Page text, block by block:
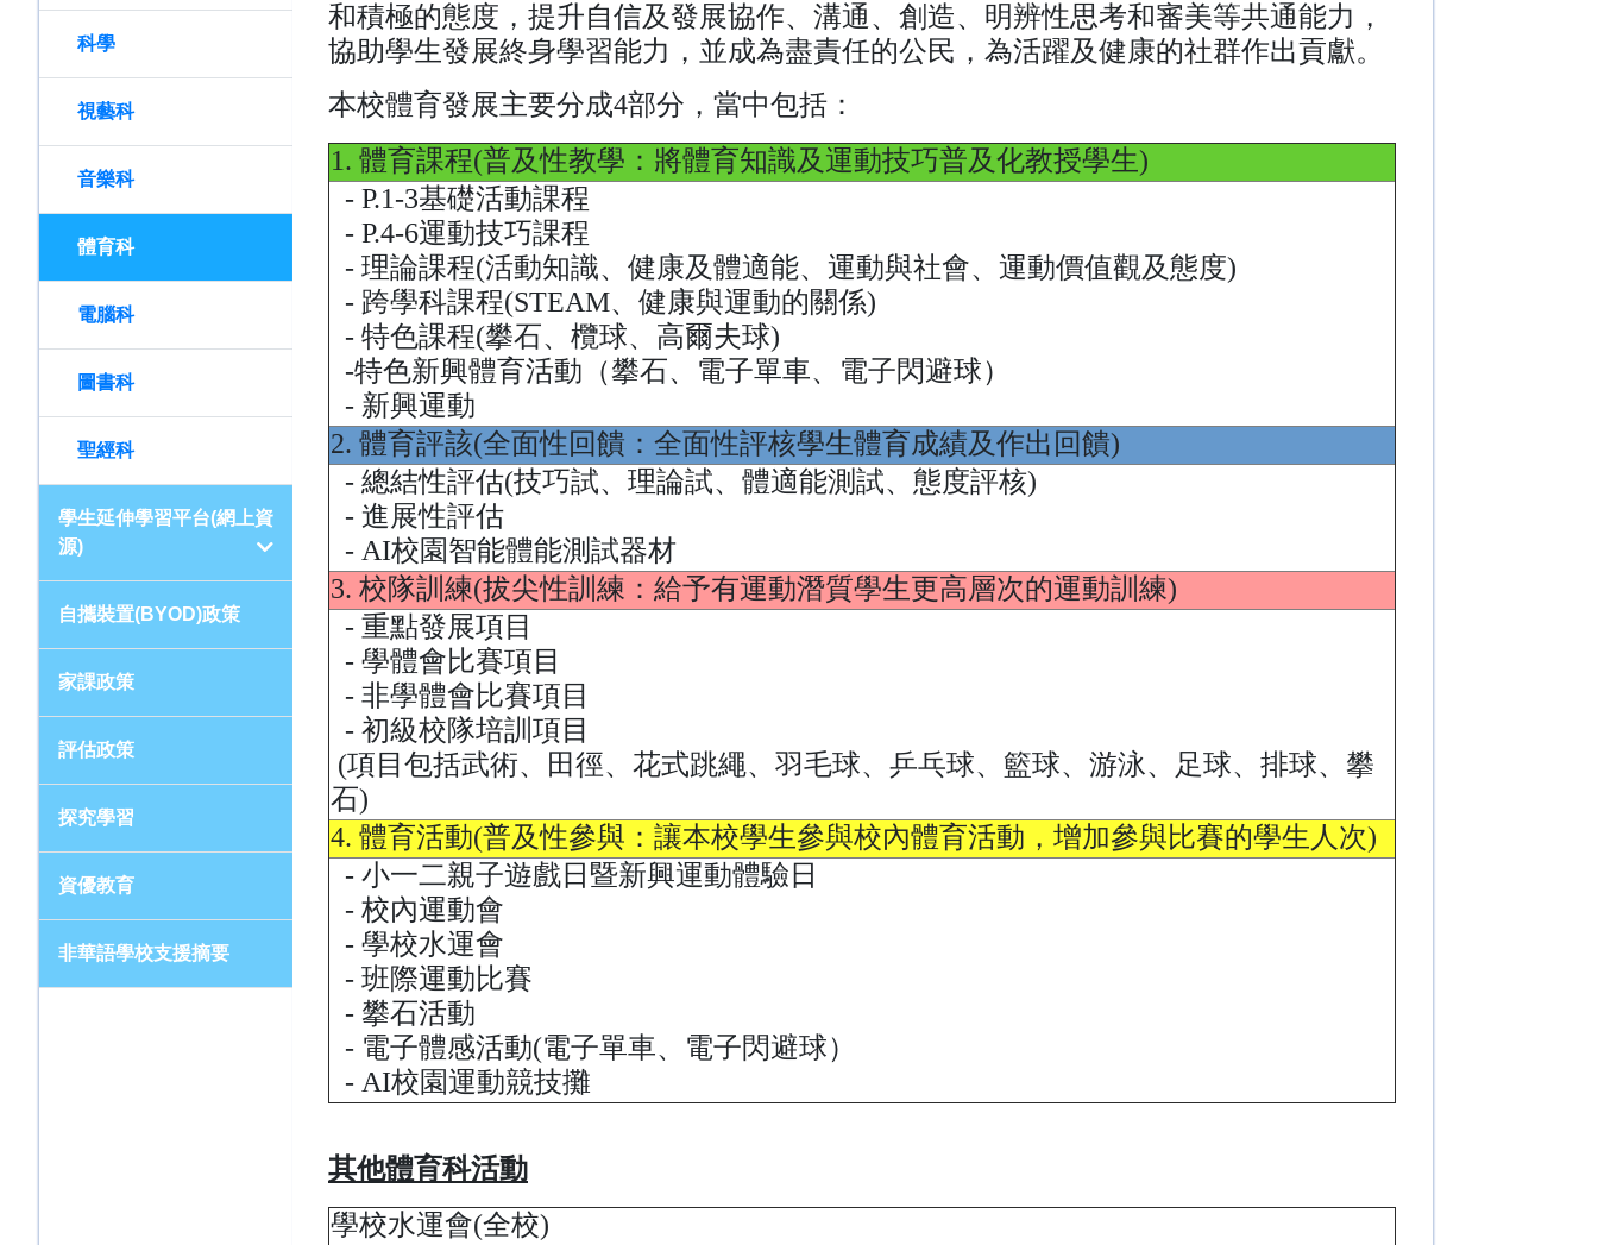
科學
視藝科
音樂科
體育科
電腦科
圖書科
聖經科
學生延伸學習平台(網上資
源)
自攜裝置(BYOD)政策
家課政策
評估政策
探究學習
資優教育
非華語學校支援摘要
和積極的態度，提升自信及發展協作、溝通、創造、明辨性思考和審美等共通能力，
協助學生發展終身學習能力，並成為盡責任的公民，為活躍及健康的社群作出貢獻。
本校體育發展主要分成4部分，當中包括：
1. 體育課程(普及性教學：將體育知識及運動技巧普及化教授學生)
- P.1-3基礎活動課程
- P.4-6運動技巧課程
- 理論課程(活動知識、健康及體適能、運動與社會、運動價值觀及態度)
- 跨學科課程(STEAM、健康與運動的關係)
- 特色課程(攀石、欖球、高爾夫球)
-特色新興體育活動（攀石、電子單車、電子閃避球）
- 新興運動
2. 體育評該(全面性回饋：全面性評核學生體育成績及作出回饋)
- 總結性評估(技巧試、理論試、體適能測試、態度評核)
- 進展性評估
- AI校園智能體能測試器材
3. 校隊訓練(拔尖性訓練：給予有運動潛質學生更高層次的運動訓練)
- 重點發展項目
- 學體會比賽項目
- 非學體會比賽項目
- 初級校隊培訓項目
(項目包括武術、田徑、花式跳繩、羽毛球、乒乓球、籃球、游泳、足球、排球、攀
石)
4. 體育活動(普及性參與：讓本校學生參與校內體育活動，增加參與比賽的學生人次)
- 小一二親子遊戲日暨新興運動體驗日
- 校內運動會
- 學校水運會
- 班際運動比賽
- 攀石活動
- 電子體感活動(電子單車、電子閃避球）
- AI校園運動競技攤
其他體育科活動
學校水運會(全校)